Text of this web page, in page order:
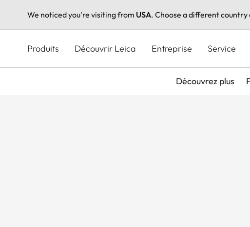
We noticed you're visiting from USA. Choose a different
principal
Produits Découvrir Leica Entreprise Service
Découvrez plus